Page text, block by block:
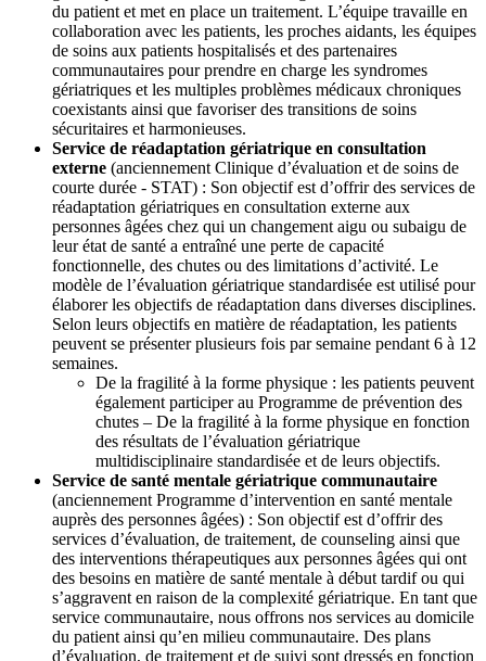
du patient et met en place un traitement. L’équipe travaille en
collaboration avec les patients, les proches aidants, les équipes
de soins aux patients hospitalisés et des partenaires
communautaires pour prendre en charge les syndromes
gériatriques et les multiples problèmes médicaux chroniques
coexistants ainsi que favoriser des transitions de soins
sécuritaires et harmonieuses.
Service de réadaptation gériatrique en consultation
externe (anciennement Clinique d’évaluation et de soins de
courte durée - STAT) : Son objectif est d’offrir des services de
réadaptation gériatriques en consultation externe aux
personnes âgées chez qui un changement aigu ou subaigu de
leur état de santé a entraîné une perte de capacité
fonctionnelle, des chutes ou des limitations d’activité. Le
modèle de l’évaluation gériatrique standardisée est utilisé pour
élaborer les objectifs de réadaptation dans diverses disciplines.
Selon leurs objectifs en matière de réadaptation, les patients
peuvent se présenter plusieurs fois par semaine pendant 6 à 12
semaines.
De la fragilité à la forme physique : les patients peuvent
également participer au Programme de prévention des
chutes – De la fragilité à la forme physique en fonction
des résultats de l’évaluation gériatrique
multidisciplinaire standardisée et de leurs objectifs.
Service de santé mentale gériatrique communautaire
(anciennement Programme d’intervention en santé mentale
auprès des personnes âgées) : Son objectif est d’offrir des
services d’évaluation, de traitement, de counseling ainsi que
des interventions thérapeutiques aux personnes âgées qui ont
des besoins en matière de santé mentale à début tardif ou qui
s’aggravent en raison de la complexité gériatrique. En tant que
service communautaire, nous offrons nos services au domicile
du patient ainsi qu’en milieu communautaire. Des plans
d’évaluation, de traitement et de suivi sont dressés en fonction